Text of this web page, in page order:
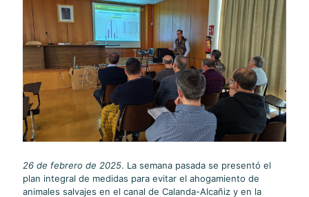
26 de febrero de 2025. La semana pasada se presentó el
plan integral de medidas para evitar el ahogamiento de
animales salvajes en el canal de Calanda-Alcañiz y en la